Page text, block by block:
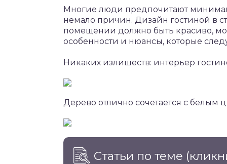
Многие люди предпочитают
немало причин. Дизайн гостиной в
помещении должно быть красиво,
особенности и нюансы, которые
Никаких излишеств: интерьер
Дерево отлично сочетается с белым
Статьи по теме